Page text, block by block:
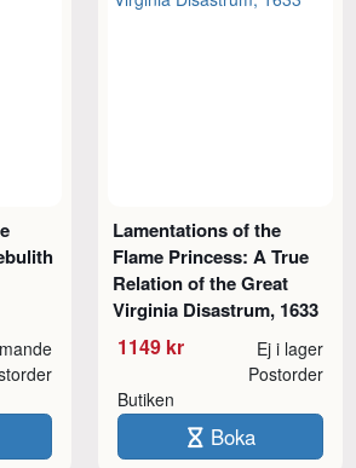
Lamentations of the
Flame Princess: A True
Relation of the Great
Virginia Disastrum, 1633
1149 kr Ej i lager
Butiken
Postorder
Boka